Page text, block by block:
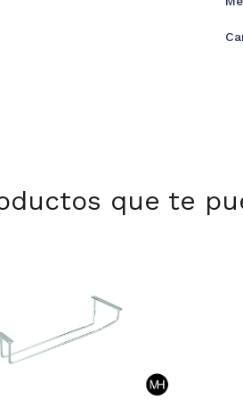
que te